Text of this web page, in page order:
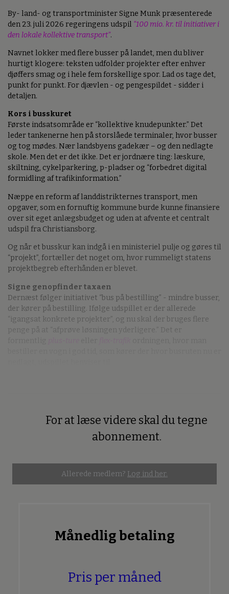
By- land- og transportminister Signe Munk præsenterede
den 23. juli 2026 regeringens udspil “100 mio. kr. til initiativer i
den lokale kollektive transport”.
Navnet lokker med flere busser på landet, men du bliver
hurtigt klogere: teksten udfolder projekter efter enhver
djøffers smag og i hele fem forskellige spor. Lad os tage det,
punkt for punkt. For djævlen - og pengespildet - sidder i
detaljen.
Kors i busskuret
Første indsatsområde er “kollektive knudepunkter.” Det
leder tankenerne hen på storslåede terminaler, hvor busser
og tog mødes. Nær landsbyens gadekær – og den nedlagte
skole. Men det er det ikke. Det er jordnære ting: læskure,
skiltning, cykelparkering, p-pladser og “forbedret digital
formidling af trafikinformation.”
Næppe en reform af landdistrikternes transport, men
opgaver, som en fornuftig kommune burde kunne finansiere
over sit eget anlægsbudget og uden at afvente et centralt
udspil fra Christiansborg.
Og når et busskur kan indgå i en ministeriel pulje og gøres til
“projekt”, fortæller det noget om, hvor rummeligt statens
projektbegreb efterhånden er blevet.
Signe genopfinder taxaen
Dernæst følger initiativet “bus på bestilling” - mindre busser,
der kører på bestilling. Ifølge udspillet er der allerede
“igangsat konkrete projekter”, og nu skal der bruges flere
penge på at “afprøve løsningen yderligere.” Det er
For at læse videre skal du tegne
abonnement.
Allerede medlem? Log ind her.
Månedlig betaling
Pris per måned